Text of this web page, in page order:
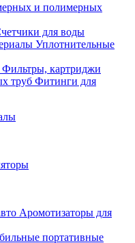
и полимерных
для воды
Уплотнительные
Фильтры, картриджи
Фитинги для
Аромотизаторы для